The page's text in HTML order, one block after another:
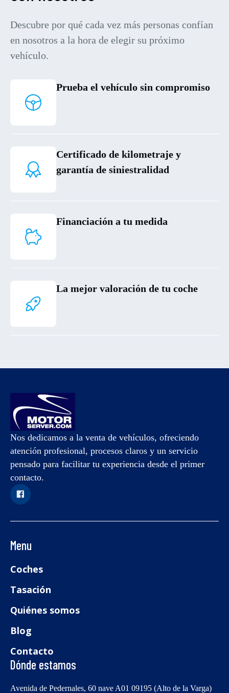
Descubre por qué cada vez más personas confían
en nosotros a la hora de elegir su próximo
vehículo.
Prueba el vehículo sin compromiso
Certificado de kilometraje y
garantía de siniestralidad
Financiación a tu medida
La mejor valoración de tu coche
Nos dedicamos a la venta de vehículos, ofreciendo
atención profesional, procesos claros y un servicio
pensado para facilitar tu experiencia desde el primer
contacto.
Menu
Coches
Tasación
Quiénes somos
Blog
Contacto
Dónde estamos
Avenida de Pedernales, 60 nave A01 09195 (Alto de la Varga)